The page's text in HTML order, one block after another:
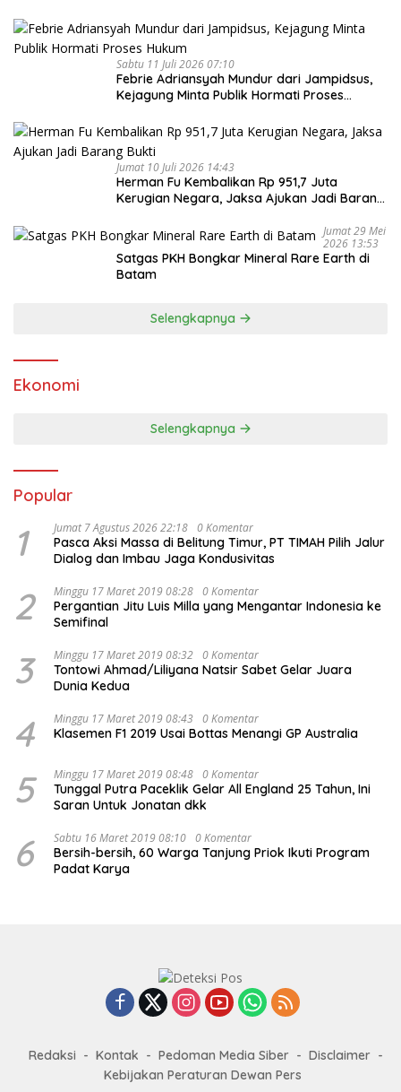
Sabtu 11 Juli 2026 07:10
Febrie Adriansyah Mundur dari Jampidsus,
Kejagung Minta Publik Hormati Proses
Jumat 10 Juli 2026 14:43
Herman Fu Kembalikan Rp 951,7 Juta
Kerugian Negara, Jaksa Ajukan Jadi Barang
Jumat 29 Mei
2026 13:53
Satgas PKH Bongkar Mineral Rare Earth di
Selengkapnya
Ekonomi
Selengkapnya
Popular
1 Jumat 7 Agustus 2026 22:18 0 Komentar
Pasca Aksi Massa di Belitung Timur, PT TIMAH Pilih Jalur
Dialog dan Imbau Jaga Kondusivitas
2 Minggu 17 Maret 2019 08:28 0 Komentar
Pergantian Jitu Luis Milla yang Mengantar Indonesia ke
Semifinal
3 Minggu 17 Maret 2019 08:32 0 Komentar
Tontowi Ahmad/Liliyana Natsir Sabet Gelar Juara
Dunia Kedua
4 Minggu 17 Maret 2019 08:43 0 Komentar
Klasemen F1 2019 Usai Bottas Menangi GP Australia
5 Minggu 17 Maret 2019 08:48 0 Komentar
Tunggal Putra Paceklik Gelar All England 25 Tahun, Ini
Saran Untuk Jonatan dkk
6 Sabtu 16 Maret 2019 08:10 0 Komentar
Bersih-bersih, 60 Warga Tanjung Priok Ikuti Program
Padat Karya
Redaksi Kontak Pedoman Media Siber
Disclaimer
Kebijakan Peraturan Dewan Pers